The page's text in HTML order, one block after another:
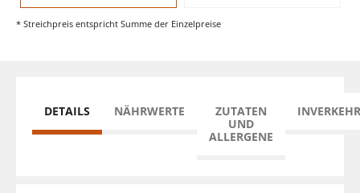
* Streichpreis entspricht Summe der Einzelpreise
DETAILS NÄHRWERTE
ZUTATEN
UND
ALLERGENE